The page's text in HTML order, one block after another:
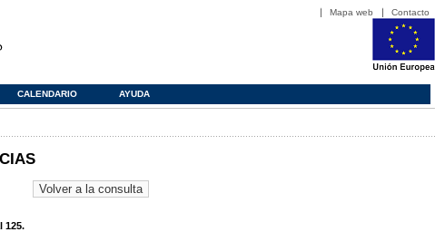
Mapa web Contacto
CALENDARIO AYUDA
125.